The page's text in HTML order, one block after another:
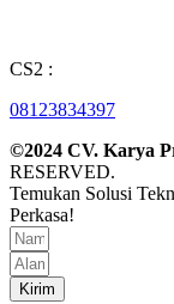
CS2 :
08123834397
©2024 CV. Karya
RESERVED.
Temukan Solusi
Perkasa!
Kirim